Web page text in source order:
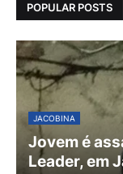
POPULAR POSTS
JACOBINA
Jovem é
Leader, em